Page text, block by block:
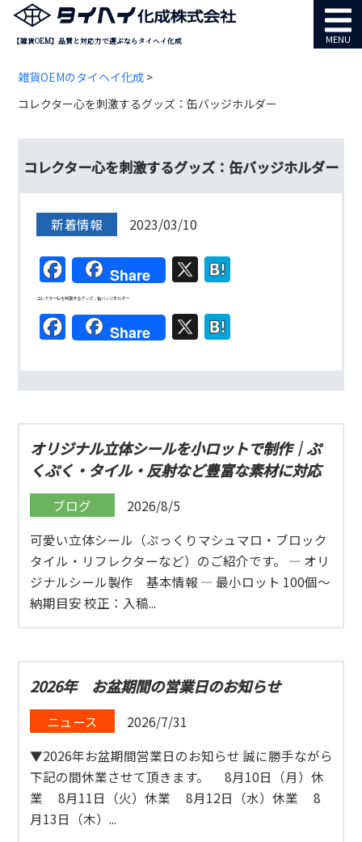
【雑貨OEM】品質と対応力で選ぶならタイヘイ化成
雑貨OEMのタイヘイ化成 >
コレクター心を刺激するグッズ：缶バッジホルダー
MENU
コレクター心を刺激するグッズ：缶バッジホルダー
新着情報 2023/03/10
Facebook
Share X
コレクター心を刺激するグッズ：缶バッジホルダー
Facebook
Share X
オリジナル立体シールを小ロットで制作｜ぷ
くぷく・タイル・反射など豊富な素材に対応
ブログ
2026/8/5
可愛い立体シール（ぷっくりマシュマロ・ブロック
タイル・リフレクターなど）のご紹介です。 ― オリ
ジナルシール製作 基本情報 ― 最小ロット 100個〜
納期目安 校正：入稿...
2026年 お盆期間の営業日のお知らせ
ニュース
2026/7/31
▼2026年お盆期間営業日のお知らせ 誠に勝手ながら
下記の間休業させて頂きます。 8月10日（月）休
業 8月11日（火）休業 8月12日（水）休業 8
月13日（木）...